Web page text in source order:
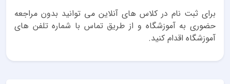
برای ثبت نام در کلاس های آنلاین می توانید بدون مراجعه
حضوری به آموزشگاه و از طریق تماس با شماره تلفن های
آموزشگاه اقدام کنید.